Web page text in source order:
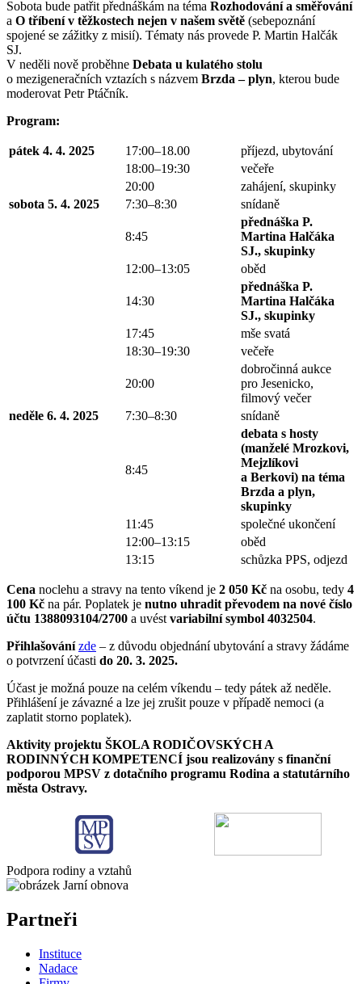
Sobota bude patřit přednáškám na téma Rozhodování a směřování
a O tříbení v těžkostech nejen v našem světě (sebepoznání
spojené se zážitky z misií). Tématy nás provede P. Martin Halčák
SJ.
V neděli nově proběhne Debata u kulatého stolu
o mezigeneračních vztazích s názvem Brzda – plyn, kterou bude
moderovat Petr Ptáčník.
Program:
pátek 4. 4. 2025 17:00–18.00
příjezd, ubytování
18:00–19:30
večeře
20:00
zahájení, skupinky
sobota 5. 4. 2025
7:30–8:30 snídaně
8:45
přednáška P.
Martina Halčáka
SJ., skupinky
12:00–13:05
oběd
14:30
přednáška P.
Martina Halčáka
SJ., skupinky
17:45
mše svatá
18:30–19:30
večeře
20:00
dobročinná aukce
pro Jesenicko,
filmový večer
neděle 6. 4. 2025
7:30–8:30 snídaně
8:45
debata s hosty
(manželé Mrozkovi,
Mejzlíkovi
a Berkovi) na téma
Brzda a plyn,
skupinky
11:45
společné ukončení
12:00–13:15
oběd
13:15
schůzka PPS, odjezd
Cena noclehu a stravy na tento víkend je 2 050 Kč na osobu, tedy 4
100 Kč na pár. Poplatek je nutno uhradit převodem na nové číslo
účtu 1388093104/2700 a uvést variabilní symbol 4032504.
Přihlašovánízde – z důvodu objednání ubytování a stravy žádáme
o potvrzení účasti do 20. 3. 2025.
Účast je možná pouze na celém víkendu – tedy pátek až neděle.
Přihlášení je závazné a lze jej zrušit pouze v případě nemoci (a
zaplatit storno poplatek).
Aktivity projektu ŠKOLA RODIČOVSKÝCH A
RODINNÝCH KOMPETENCÍ jsou realizovány s finanční
podporou MPSV z dotačního programu Rodina a statutárního
města Ostravy.
Podpora rodiny a vztahů
Partneři
Instituce
Nadace